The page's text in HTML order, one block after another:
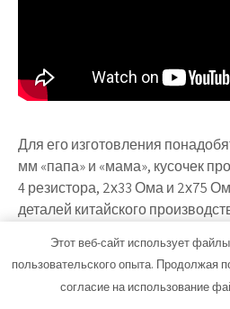
Для его изготовления
мм «папа» и «мама», кусочек
4 резистора, 2х33 Ома и 2х75
деталей китайского
разъемы. Схема приведена на
Конструктивно устройство
Этот веб-сайт использует
пользовательского опыта. Продолжая
согласие на использование